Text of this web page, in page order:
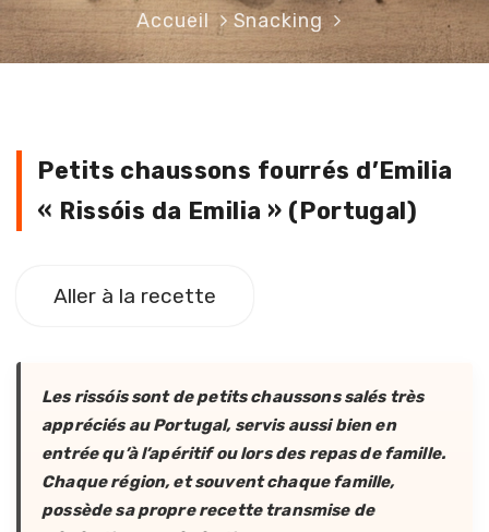
Accueil Snacking
Petits chaussons fourrés
Petits chaussons fourrés d’Emilia
« Rissóis da Emilia » (Portugal)
Aller à la recette
Les rissóis sont de petits chaussons salés très
appréciés au Portugal, servis aussi bien en
entrée qu’à l’apéritif ou lors des repas de famille.
Chaque région, et souvent chaque famille,
possède sa propre recette transmise de